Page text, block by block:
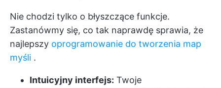
Nie chodzi tylko o błyszczące funkcje.
Zastanówmy się, co tak naprawdę sprawia, że
najlepszy oprogramowanie do tworzenia map
myśli .
Intuicyjny interfejs: Twoje